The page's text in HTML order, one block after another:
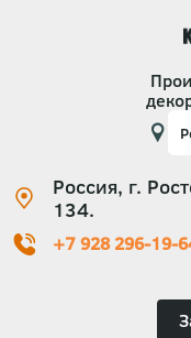
Россия, г.
134.
+7 928 296-19-